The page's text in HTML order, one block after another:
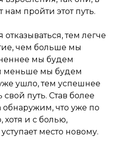
пройти этот путь.
тем легче
чем больше мы
мы будем
меньше мы будем
уже ушло, тем успешнее
путь. Став более
что уже по
и с болью,
место новому.